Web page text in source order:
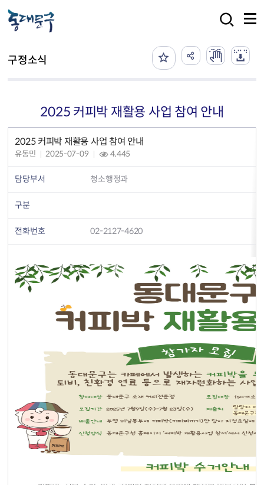
구정소식
2025 커피박 재활용 사업 참여 안내
2025 커피박 재활용 사업 참여 안내
유동민 2025-07-09 4,445
담당부서 청소행정과
구분
전화번호 02-2127-4620